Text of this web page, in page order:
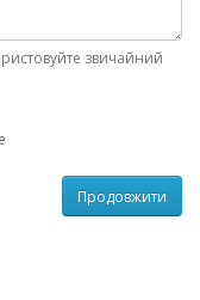
звичайний
Продовжити